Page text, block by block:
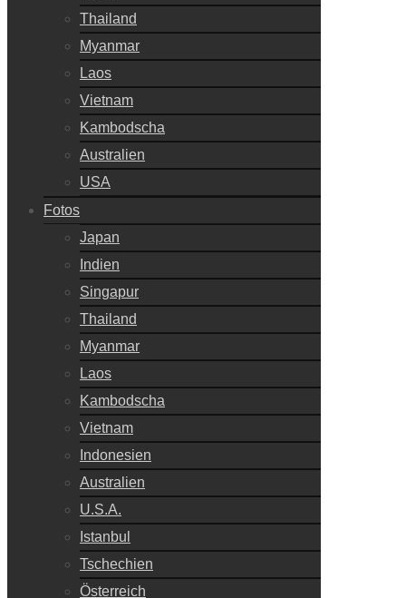
Thailand
Myanmar
Laos
Vietnam
Kambodscha
Australien
USA
Fotos
Japan
Indien
Singapur
Thailand
Myanmar
Laos
Kambodscha
Vietnam
Indonesien
Australien
U.S.A.
Istanbul
Tschechien
Österreich